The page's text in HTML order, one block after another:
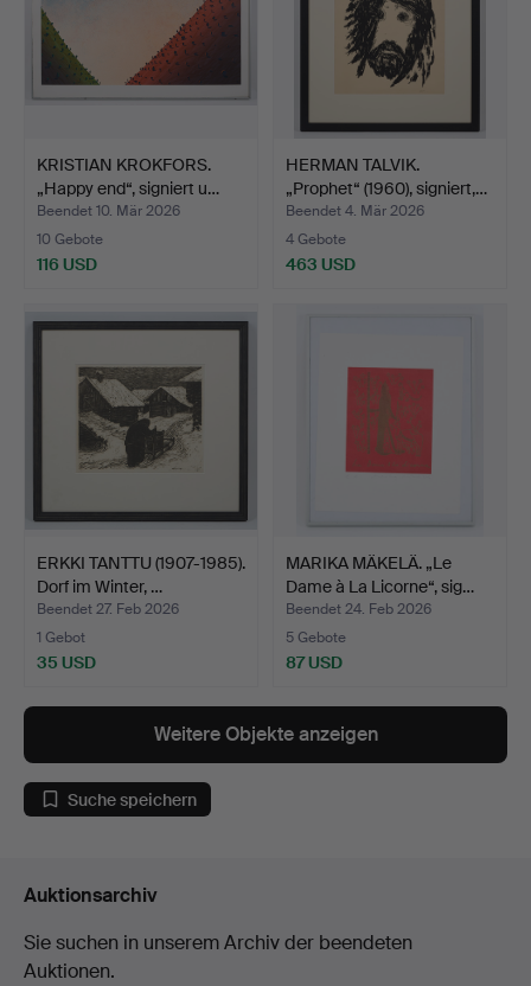
KRISTIAN KROKFORS.
„Happy end“, signiert u…
Beendet 10. Mär 2026
10 Gebote
116 USD
HERMAN TALVIK.
„Prophet“ (1960), signiert,…
Beendet 4. Mär 2026
4 Gebote
463 USD
ERKKI TANTTU (1907-1985).
Dorf im Winter, …
Beendet 27. Feb 2026
1 Gebot
35 USD
MARIKA MÄKELÄ. „Le
Dame à La Licorne“, sig…
Beendet 24. Feb 2026
5 Gebote
87 USD
Weitere Objekte anzeigen
Suche speichern
Auktionsarchiv
Sie suchen in unserem Archiv der beendeten
Auktionen.